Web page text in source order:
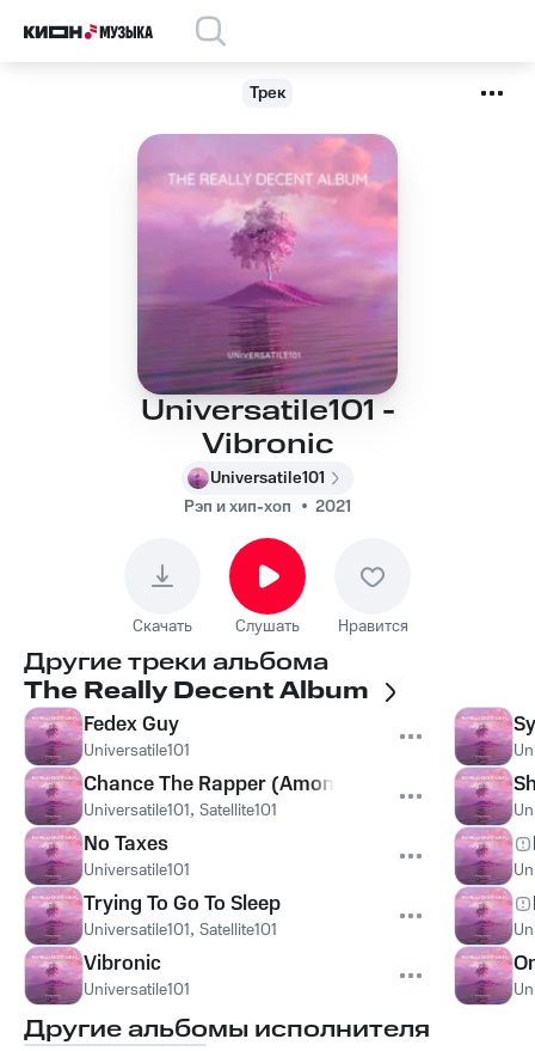
Трек
Universatile101 -
Vibronic
Universatile101
Рэп и хип-хоп
2021
Скачать Слушать Нравится
Другие треки альбома
The Really Decent Album
Fedex Guy
Universatile101
Chance The Rapper (Among the Stars)
Universatile101, Satellite101
No Taxes
Universatile101
Trying To Go To Sleep
Universatile101, Satellite101
Vibronic
Universatile101
Другие альбомы исполнителя